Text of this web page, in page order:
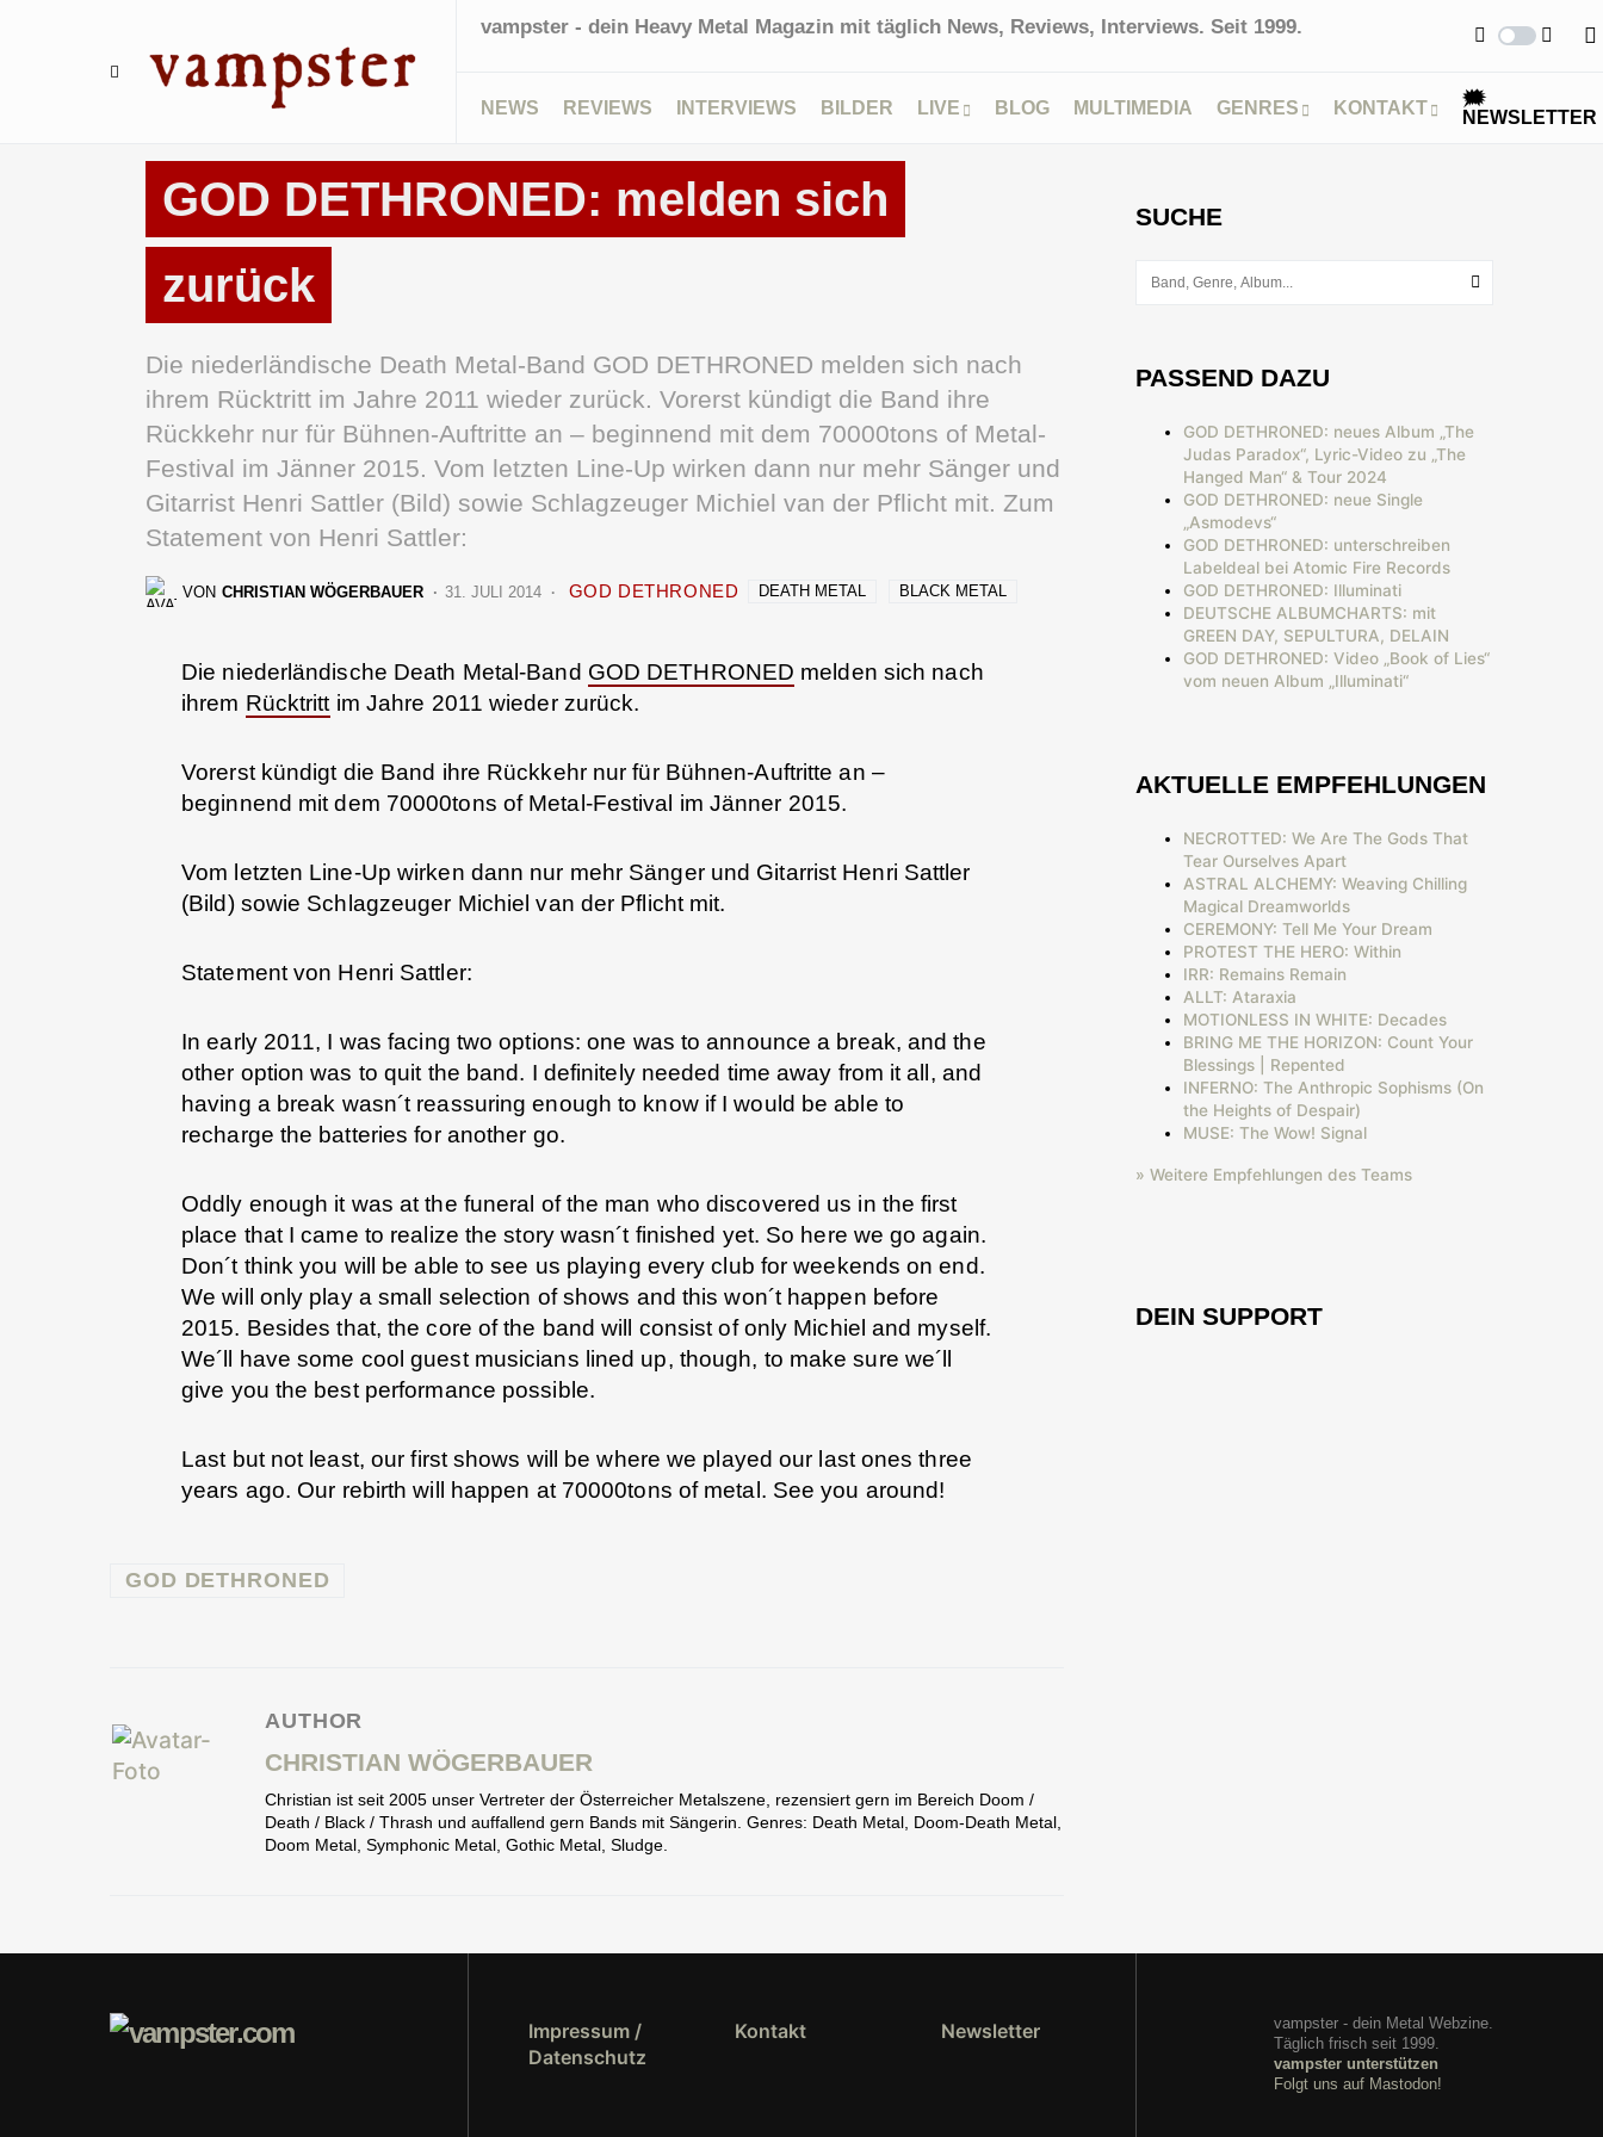
vampster - dein Heavy Metal Magazin mit täglich News, Reviews, Interviews. Seit 1999.
NEWS REVIEWS INTERVIEWS BILDER LIVE BLOG MULTIMEDIA GENRES KONTAKT
🗯
NEWSLETTER
GOD DETHRONED: melden sich
zurück
Die niederländische Death Metal-Band GOD DETHRONED melden sich nach
ihrem Rücktritt im Jahre 2011 wieder zurück. Vorerst kündigt die Band ihre
Rückkehr nur für Bühnen-Auftritte an – beginnend mit dem 70000tons of Metal-
Festival im Jänner 2015. Vom letzten Line-Up wirken dann nur mehr Sänger und
Gitarrist Henri Sattler (Bild) sowie Schlagzeuger Michiel van der Pflicht mit. Zum
Statement von Henri Sattler:
VON CHRISTIAN WÖGERBAUER 31. JULI 2014 GOD DETHRONED DEATH METAL BLACK METAL
Die niederländische Death Metal-Band GOD DETHRONED melden sich nach
ihrem Rücktrittim Jahre 2011 wieder zurück.
Vorerst kündigt die Band ihre Rückkehr nur für Bühnen-Auftritte an –
beginnend mit dem 70000tons of Metal-Festival im Jänner 2015.
Vom letzten Line-Up wirken dann nur mehr Sänger und Gitarrist Henri Sattler
(Bild) sowie Schlagzeuger Michiel van der Pflicht mit.
Statement von Henri Sattler:
In early 2011, I was facing two options: one was to announce a break, and the
other option was to quit the band. I definitely needed time away from it all, and
having a break wasn´t reassuring enough to know if I would be able to
recharge the batteries for another go.
Oddly enough it was at the funeral of the man who discovered us in the first
place that I came to realize the story wasn´t finished yet. So here we go again.
Don´t think you will be able to see us playing every club for weekends on end.
We will only play a small selection of shows and this won´t happen before
2015. Besides that, the core of the band will consist of only Michiel and myself.
We´ll have some cool guest musicians lined up, though, to make sure we´ll
give you the best performance possible.
Last but not least, our first shows will be where we played our last ones three
years ago. Our rebirth will happen at 70000tons of metal. See you around!
GOD DETHRONED
AUTHOR
CHRISTIAN WÖGERBAUER
Christian ist seit 2005 unser Vertreter der Österreicher Metalszene, rezensiert gern im Bereich Doom /
Death / Black / Thrash und auffallend gern Bands mit Sängerin. Genres: Death Metal, Doom-Death Metal,
Doom Metal, Symphonic Metal, Gothic Metal, Sludge.
SUCHE
PASSEND DAZU
GOD DETHRONED: neues Album „The
Judas Paradox“, Lyric-Video zu „The
Hanged Man“ & Tour 2024
GOD DETHRONED: neue Single
„Asmodevs“
GOD DETHRONED: unterschreiben
Labeldeal bei Atomic Fire Records
GOD DETHRONED: Illuminati
DEUTSCHE ALBUMCHARTS: mit
GREEN DAY, SEPULTURA, DELAIN
GOD DETHRONED: Video „Book of Lies“
vom neuen Album „Illuminati“
AKTUELLE EMPFEHLUNGEN
NECROTTED: We Are The Gods That
Tear Ourselves Apart
ASTRAL ALCHEMY: Weaving Chilling
Magical Dreamworlds
CEREMONY: Tell Me Your Dream
PROTEST THE HERO: Within
IRR: Remains Remain
ALLT: Ataraxia
MOTIONLESS IN WHITE: Decades
BRING ME THE HORIZON: Count Your
Blessings | Repented
INFERNO: The Anthropic Sophisms (On
the Heights of Despair)
MUSE: The Wow! Signal
» Weitere Empfehlungen des Teams
DEIN SUPPORT
Impressum /
Datenschutz
Kontakt Newsletter
vampster - dein Metal Webzine.
Täglich frisch seit 1999.
vampster unterstützen
Folgt uns auf Mastodon!